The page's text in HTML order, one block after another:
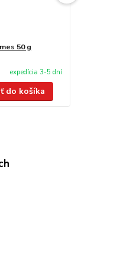
50 g
expedícia 3-5 dní
do košíka